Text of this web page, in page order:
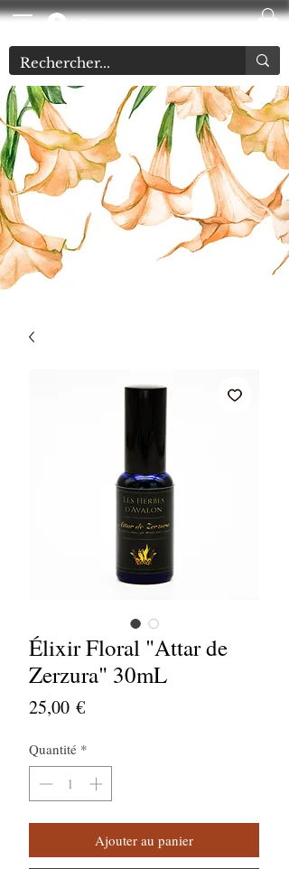
Se connecter
Élixir Floral "Attar de
Zerzura" 30mL
25,00 €Prix
Quantité *
Ajouter au panier